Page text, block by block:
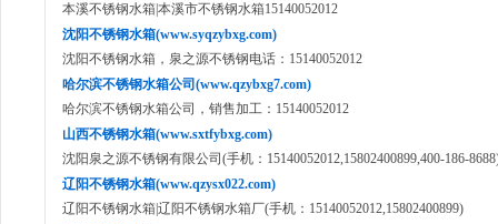
本溪不锈钢水箱|本溪市不锈钢水箱15140052012
沈阳不锈钢水箱(www.syqzybxg.com)
沈阳不锈钢水箱，泉之源不锈钢电话：15140052012
哈尔滨不锈钢水箱公司(www.qzybxg7.com)
哈尔滨不锈钢水箱公司，销售加工：15140052012
山西不锈钢水箱(www.sxtfybxg.com)
沈阳泉之源不锈钢有限公司(手机：15140052012,15802400899,400-186-
辽阳不锈钢水箱(www.qzysx022.com)
辽阳不锈钢水箱|辽阳不锈钢水箱厂(手机：15140052012,15802400899)